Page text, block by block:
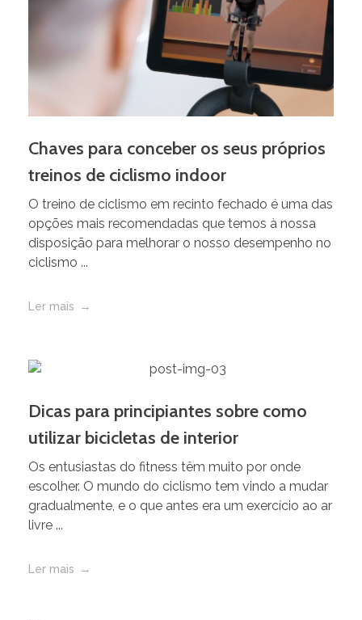
Chaves para conceber os seus próprios
treinos de ciclismo indoor
O treino de ciclismo em recinto fechado é uma das
opções mais recomendadas que temos à nossa
disposição para melhorar o nosso desempenho no
ciclismo ...
Ler mais
Dicas para principiantes sobre como
utilizar bicicletas de interior
Os entusiastas do fitness têm muito por onde
escolher. O mundo do ciclismo tem vindo a mudar
gradualmente, e o que antes era um exercício ao ar
livre ...
Ler mais